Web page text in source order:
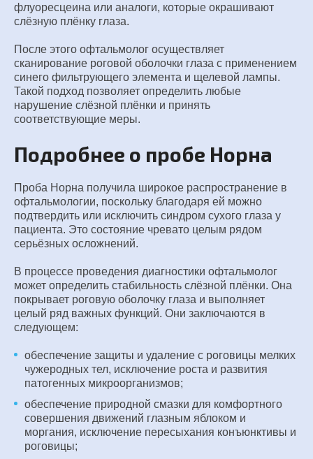
флуоресцеина или аналоги, которые окрашивают
слёзную плёнку глаза.
После этого офтальмолог осуществляет
сканирование роговой оболочки глаза с применением
синего фильтрующего элемента и щелевой лампы.
Такой подход позволяет определить любые
нарушение слёзной плёнки и принять
соответствующие меры.
Подробнее о пробе Норна
Проба Норна получила широкое распространение в
офтальмологии, поскольку благодаря ей можно
подтвердить или исключить синдром сухого глаза у
пациента. Это состояние чревато целым рядом
серьёзных осложнений.
В процессе проведения диагностики офтальмолог
может определить стабильность слёзной плёнки. Она
покрывает роговую оболочку глаза и выполняет
целый ряд важных функций. Они заключаются в
следующем:
обеспечение защиты и удаление с роговицы мелких
чужеродных тел, исключение роста и развития
патогенных микроорганизмов;
обеспечение природной смазки для комфортного
совершения движений глазным яблоком и
моргания, исключение пересыхания конъюнктивы и
роговицы;